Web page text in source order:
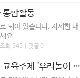
합활동
되어 있습니다. 자세한 내
요.
회 345 | 댓글 0
2023년 11월 베베궁 교육주제 '우리놀이 우리예술'